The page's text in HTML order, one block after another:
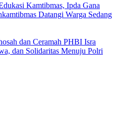
Kamtibmas, Ipda Gana
Datangi Warga Sedang
dan Ceramah PHBI Isra
dan Solidaritas Menuju Polri